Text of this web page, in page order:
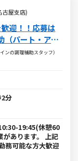
古屋支店)
迎！！応募は
（パート・アル
ンの調理補助スタッフ）
分
19:45(休憩60
あります。 上記
務可能な方大歓迎